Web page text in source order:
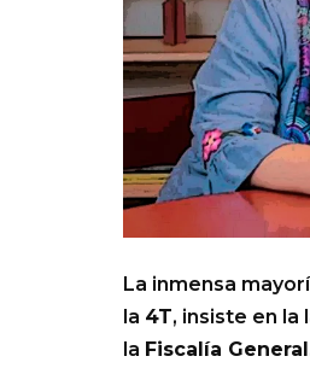
La inmensa
la 4T, insiste en
la Fiscalía General